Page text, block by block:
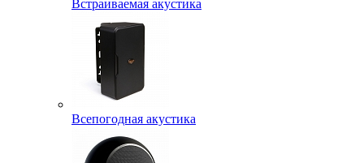
Встраиваемая акустика
Всепогодная акустика